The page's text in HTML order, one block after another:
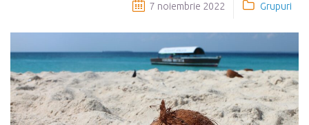
7 noiembrie 2022 Grupuri